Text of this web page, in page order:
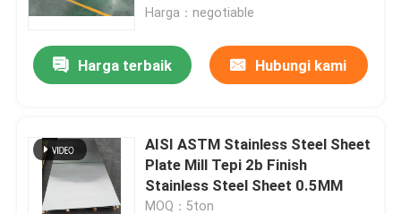
Kumparan Dilapisi Warna
Plat Baja Galvanis
Koil Baja Galvanis
Harga：negotiable
Harga terbaik Hubungi kami
AISI ASTM Stainless Steel Sheet
Plate Mill Tepi 2b Finish
Stainless Steel Sheet 0.5MM
MOQ：5ton